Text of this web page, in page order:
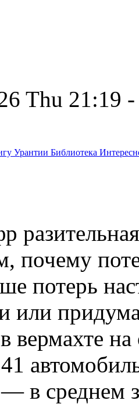
Thu 21:19
Урантии Библиотека
почему
потерь
или
вермахте
в среднем